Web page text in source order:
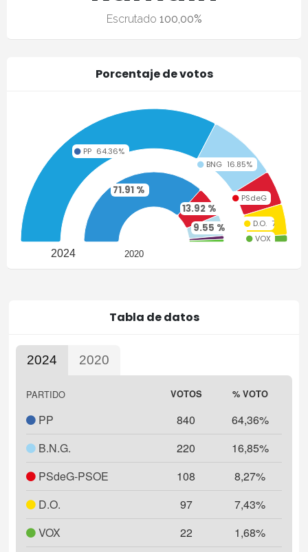
Escrutado 100,00%
Porcentaje de votos
71.91 %
13.92 %
9.55 %
1.64 %
1.23 %
PP 64.36%
BNG 16.85%
PSdeG 8.27%
D.O. 7.43%
VOX 1.68%
Highcharts.com
2024 2020
Tabla de datos
2024 2020
PARTIDO VOTOS % VOTO
PP 840
64,36%
B.N.G.
220
16,85%
PSdeG-PSOE
108
8,27%
D.O.
97
7,43%
VOX
22
1,68%